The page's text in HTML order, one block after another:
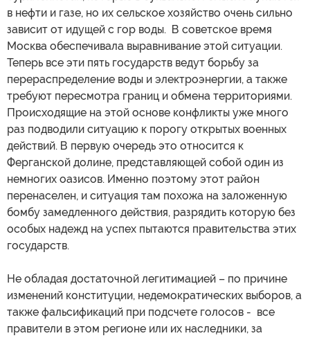
в нефти и газе, но их сельское хозяйство очень сильно
зависит от идущей с гор воды. В советское время
Москва обеспечивала выравнивание этой ситуации.
Теперь все эти пять государств ведут борьбу за
перераспределение воды и электроэнергии, а также
требуют пересмотра границ и обмена территориями.
Происходящие на этой основе конфликты уже много
раз подводили ситуацию к порогу открытых военных
действий. В первую очередь это относится к
Ферганской долине, представляющей собой один из
немногих оазисов. Именно поэтому этот район
перенаселен, и ситуация там похожа на заложенную
бомбу замедленного действия, разрядить которую без
особых надежд на успех пытаются правительства этих
государств.
Не обладая достаточной легитимацией – по причине
изменений конституции, недемократических выборов, а
также фальсификаций при подсчете голосов - все
правители в этом регионе или их наследники, за